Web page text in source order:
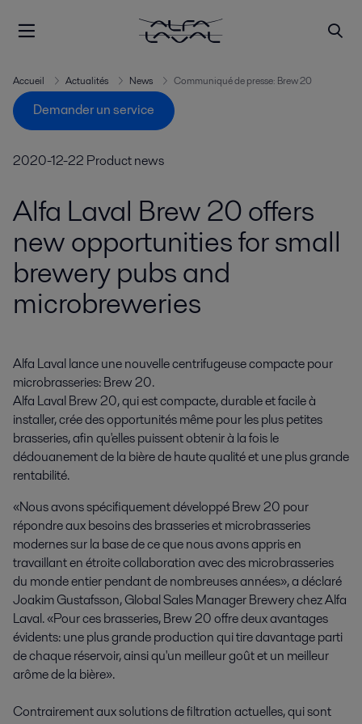
Accueil Actualités News Communiqué de presse: Brew 20
Demander un service
2020-12-22 Product news
Alfa Laval Brew 20 offers
new opportunities for small
brewery pubs and
microbreweries
Alfa Laval lance une nouvelle centrifugeuse compacte pour
microbrasseries: Brew 20.
Alfa Laval Brew 20, qui est compacte, durable et facile à
installer, crée des opportunités même pour les plus petites
brasseries, afin qu'elles puissent obtenir à la fois le
dédouanement de la bière de haute qualité et une plus grande
rentabilité.
«Nous avons spécifiquement développé Brew 20 pour
répondre aux besoins des brasseries et microbrasseries
modernes sur la base de ce que nous avons appris en
travaillant en étroite collaboration avec des microbrasseries
du monde entier pendant de nombreuses années», a déclaré
Joakim Gustafsson, Global Sales Manager Brewery chez Alfa
Laval. «Pour ces brasseries, Brew 20 offre deux avantages
évidents: une plus grande production qui tire davantage parti
de chaque réservoir, ainsi qu'un meilleur goût et un meilleur
arôme de la bière».
Contrairement aux solutions de filtration actuelles, qui sont